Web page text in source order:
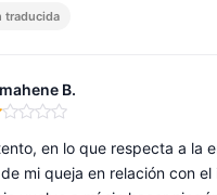
traducida
B.
1 de 5
en lo que respecta a la
mi queja en relación con